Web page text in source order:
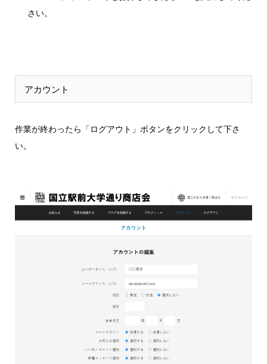
さい。
アカウント
作業が終わったら「ログアウト」ボタンをクリックして下さ
い。